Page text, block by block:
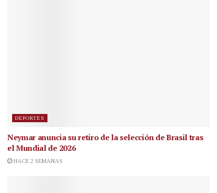
DEPORTES
Neymar anuncia su retiro de la selección de Brasil tras
el Mundial de 2026
HACE 2 SEMANAS